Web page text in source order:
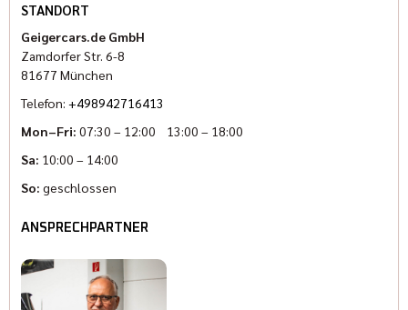
STANDORT
Geigercars.de GmbH
Zamdorfer Str. 6-8
81677 München
Telefon: +498942716413
Mon–Fri: 07:30 – 12:00 13:00 – 18:00
Sa: 10:00 – 14:00
So: geschlossen
ANSPRECHPARTNER